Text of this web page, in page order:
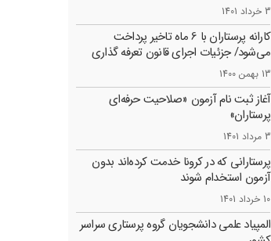
3 خرداد 1401
کارانه‌ پرستاران با 6 ماه تاخیر پرداخت
می‌شود/ جزئیات اجرای قانون تعرفه گذاری
13 بهمن 1400
آغاز ثبت نام آزمون «صلاحیت حرفه‌ای
پرستاران»
3 مرداد 1401
پرستارانی که در کرونا خدمت کرد‌ه‌اند بدون
آزمون استخدام شوند
10 خرداد 1401
المپیاد علمی دانشجویان گروه پرستاری سراسر